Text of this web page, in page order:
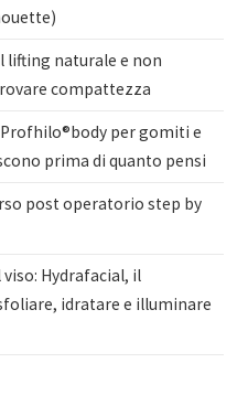
lifting naturale e non
compattezza
Profhilo®body per gomiti e
prima di quanto pensi
post operatorio step by
Hydrafacial, il
idratare e illuminare